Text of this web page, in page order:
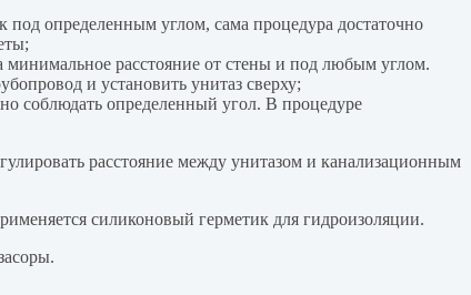
определенным углом, сама процедура достаточно
расстояние от стены и под любым углом.
и установить унитаз сверху;
соблюдать определенный угол. В процедуре
расстояние между унитазом и канализационным
силиконовый герметик для гидроизоляции.